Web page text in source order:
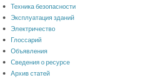
Техника безопасности
Эксплуатация зданий
Электричество
Глоссарий
Объявления
Сведения о ресурсе
Архив статей